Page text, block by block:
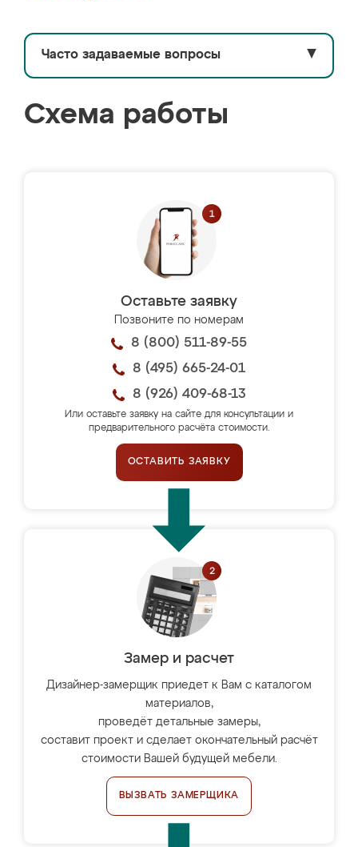
Часто задаваемые вопросы ▼
Схема работы
Оставьте заявку
Позвоните по номерам
8 (800) 511-89-55
8 (495) 665-24-01
8 (926) 409-68-13
Или оставьте заявку на сайте для консультации и
предварительного расчёта стоимости.
ОСТАВИТЬ ЗАЯВКУ
Замер и расчет
Дизайнер-замерщик приедет к Вам с каталогом
материалов,
проведёт детальные замеры,
составит проект и сделает окончательный расчёт
стоимости Вашей будущей мебели.
ВЫЗВАТЬ ЗАМЕРЩИКА